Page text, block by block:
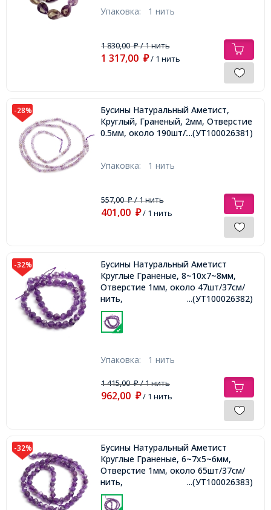
Упаковка: 1 нить
1 830,00₽/ 1 нить
1 317,00 ₽/ 1 нить
-28%
Бусины Натуральный Аметист,
Круглый, Граненый, 2мм, Отверстие
0.5мм, около 190шт/38см/нить,
...(УТ100026381)
Упаковка: 1 нить
557,00₽/ 1 нить
401,00 ₽/ 1 нить
-32%
Бусины Натуральный Аметист
Круглые Граненые, 8~10x7~8мм,
Отверстие 1мм, около 47шт/37см/
нить,
...(УТ100026382)
Упаковка: 1 нить
1 415,00₽/ 1 нить
962,00 ₽/ 1 нить
-32%
Бусины Натуральный Аметист
Круглые Граненые, 6~7x5~6мм,
Отверстие 1мм, около 65шт/37см/
нить,
...(УТ100026383)